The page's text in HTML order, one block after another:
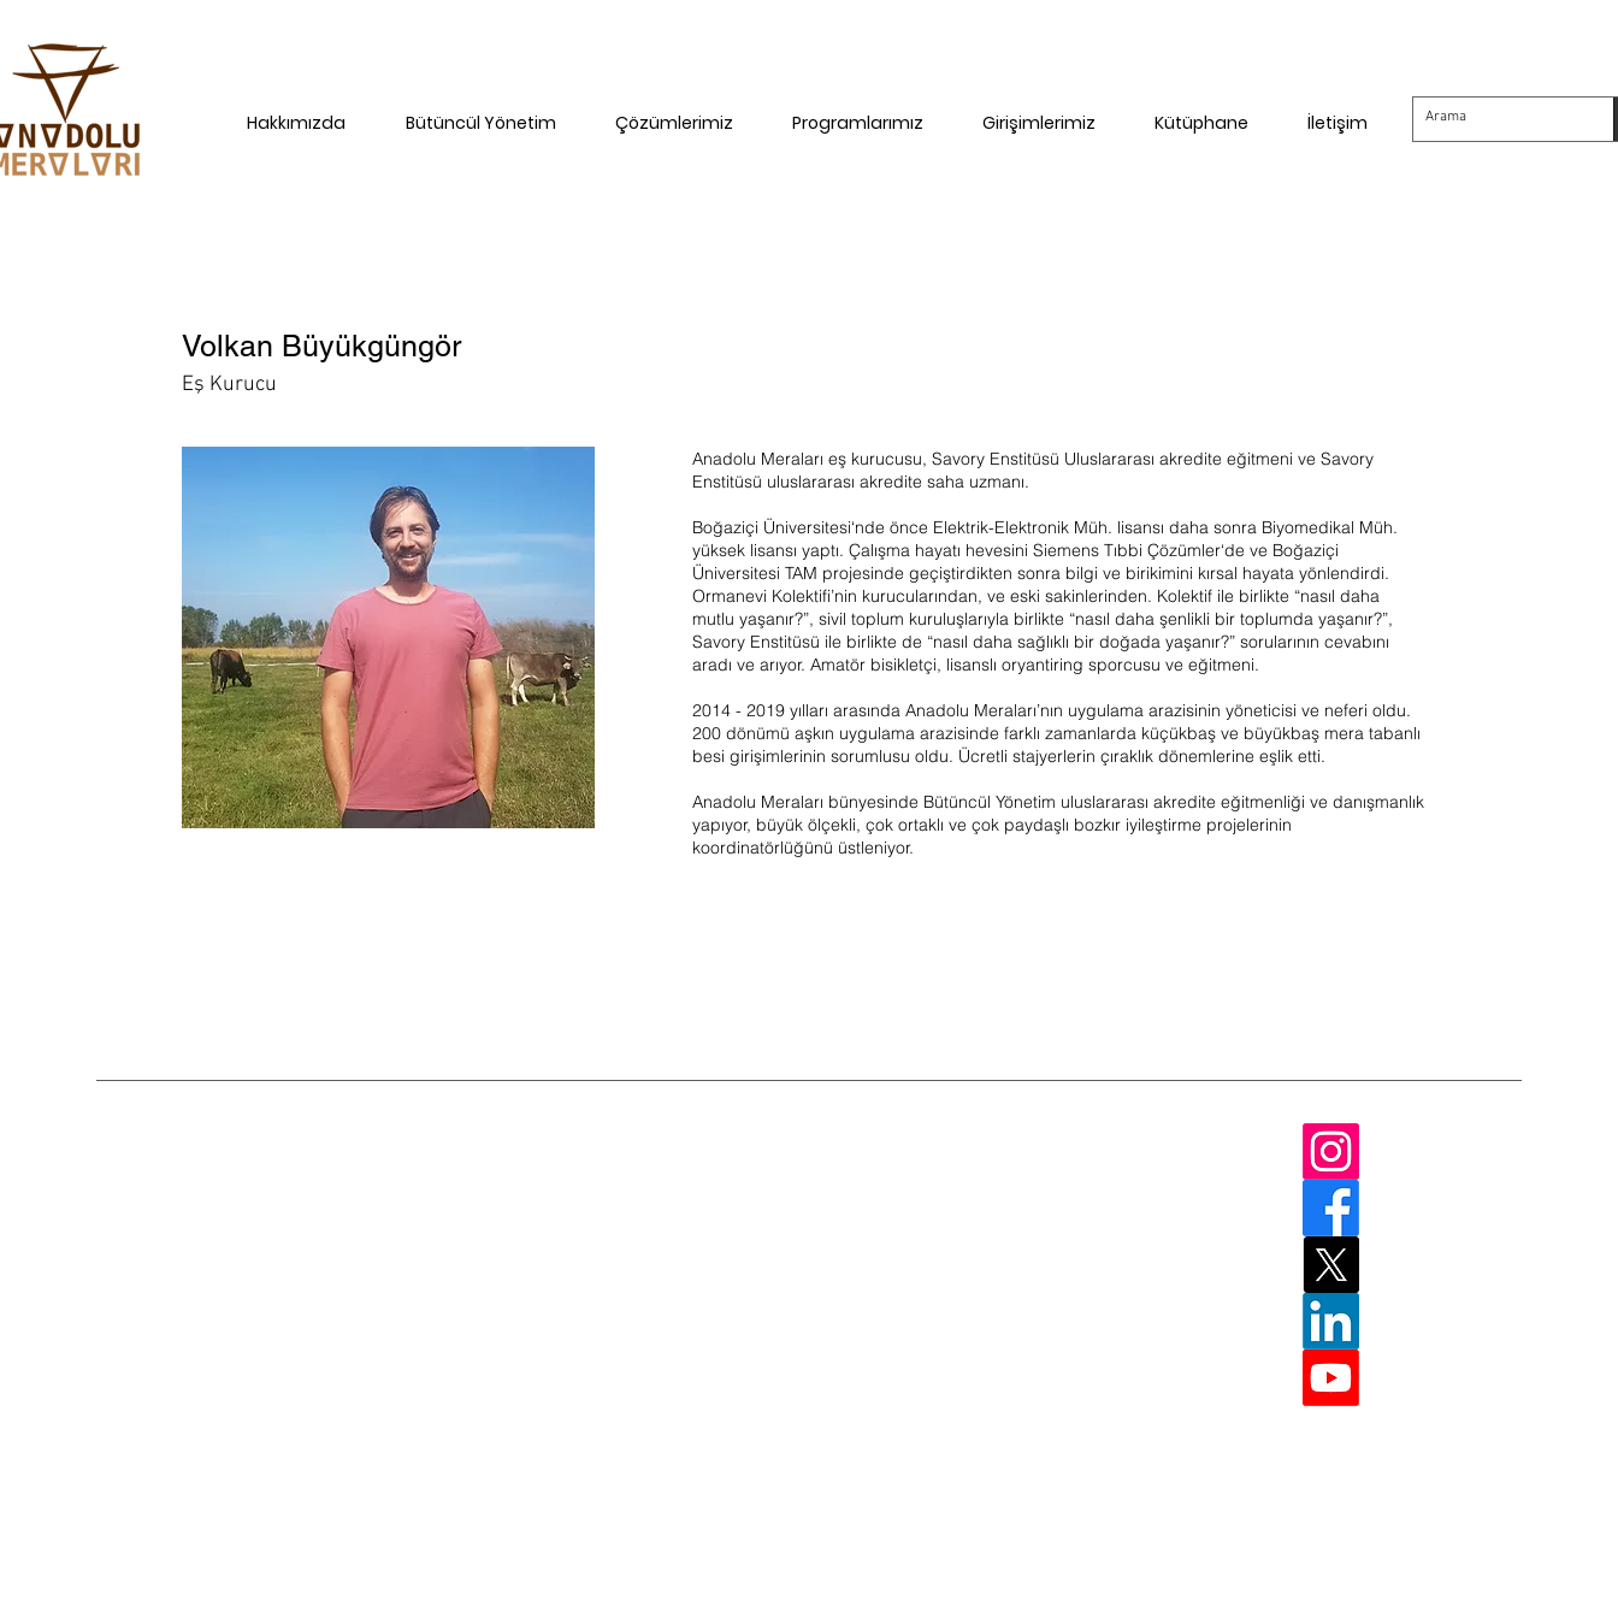
Hakkımızda Bütüncül Yönetim Çözümlerimiz Programlarımız Girişimlerimiz Kütüphane İletişim
Volkan Büyükgüngör
Eş Kurucu
Anadolu Meraları eş kurucusu, Savory Enstitüsü Uluslararası akredite eğitmeni ve Savory
Enstitüsü uluslararası akredite saha uzmanı.
Boğaziçi Üniversitesi‘nde önce Elektrik-Elektronik Müh. lisansı daha sonra Biyomedikal Müh.
yüksek lisansı yaptı. Çalışma hayatı hevesini Siemens Tıbbi Çözümler‘de ve Boğaziçi
Üniversitesi TAM projesinde geçiştirdikten sonra bilgi ve birikimini kırsal hayata yönlendirdi.
Ormanevi Kolektifi’nin kurucularından, ve eski sakinlerinden. Kolektif ile birlikte “nasıl daha
mutlu yaşanır?”, sivil toplum kuruluşlarıyla birlikte “nasıl daha şenlikli bir toplumda yaşanır?”,
Savory Enstitüsü ile birlikte de “nasıl daha sağlıklı bir doğada yaşanır?” sorularının cevabını
aradı ve arıyor. Amatör bisikletçi, lisanslı oryantiring sporcusu ve eğitmeni.
2014 - 2019 yılları arasında Anadolu Meraları’nın uygulama arazisinin yöneticisi ve neferi oldu.
200 dönümü aşkın uygulama arazisinde farklı zamanlarda küçükbaş ve büyükbaş mera tabanlı
besi girişimlerinin sorumlusu oldu. Ücretli stajyerlerin çıraklık dönemlerine eşlik etti.
Anadolu Meraları bünyesinde Bütüncül Yönetim uluslararası akredite eğitmenliği ve danışmanlık
yapıyor, büyük ölçekli, çok ortaklı ve çok paydaşlı bozkır iyileştirme projelerinin
koordinatörlüğünü üstleniyor.